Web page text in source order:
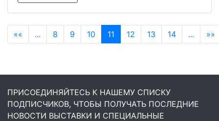
«« ... 8 9 10 11 12 13 14 ... »»
ПРИСОЕДИНЯЙТЕСЬ К НАШЕМУ СПИСКУ
ПОДПИСЧИКОВ, ЧТОБЫ ПОЛУЧАТЬ ПОСЛЕДНИЕ
НОВОСТИ ВЫСТАВКИ И СПЕЦИАЛЬНЫЕ